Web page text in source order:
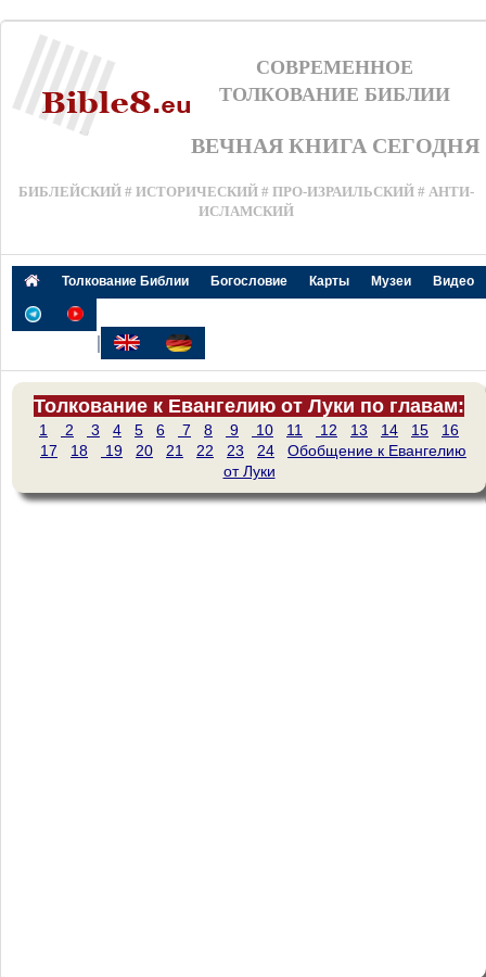
СОВРЕМЕННОЕ
ТОЛКОВАНИЕ БИБЛИИ
ВЕЧНАЯ КНИГА СЕГОДНЯ
БИБЛЕЙСКИЙ # ИСТОРИЧЕСКИЙ # ПРО-ИЗРАИЛЬСКИЙ # АНТИ-
ИСЛАМСКИЙ
Толкование Библии Богословие Карты Музеи Видео
|
Толкование к Евангелию от Луки по главам:
1 2 3 4 5 6 7 8 9 10 11 12 13 14 15
16
17
18 19 20 21 22 23 24
Обобщение к Евангелию
от Луки